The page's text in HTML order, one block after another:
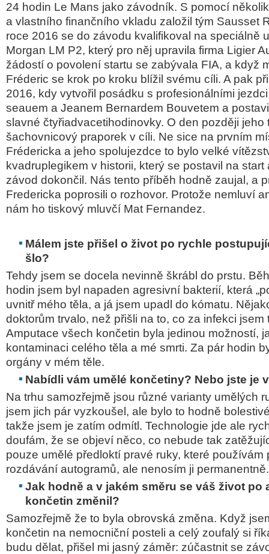
24 hodin Le Mans jako závodník. S pomocí
a vlastního finančního vkladu založil tým Sausset
roce 2016 se do závodu kvalifikoval na speciálně
Morgan LM P2, který pro něj upravila firma Ligier
žádostí o povolení startu se zabývala FIA, a když
Fréderic se krok po kroku blížil svému cíli. A pak
2016, kdy vytvořil posádku s profesionálními
seauem a Jeanem Bernardem Bouvetem a
slavné čtyřiadvacetihodinovky. O den později jeho
šachovnicový praporek v cíli. Ne sice na prvním
Frédericka a jeho spolujezdce to bylo velké
kvadruplegikem v historii, který se postavil na start
závod dokončil. Nás tento příběh hodně zaujal, a
Fredericka poprosili o rozhovor. Protože nemluví
nám ho tiskový mluvčí Mat Fernandez.
Málem jste přišel o život po rychle
šlo?
Tehdy jsem se docela nevinně škrábl do prstu.
hodin jsem byl napaden agresivní bakterií, která
uvnitř mého těla, a já jsem upadl do kómatu.
doktorům trvalo, než přišli na to, co za infekci jsem
Amputace všech končetin byla jedinou možností,
kontaminaci celého těla a mé smrti. Za pár hodin
orgány v mém těle.
Nabídli vám umělé končetiny? Nebo jste je
Na trhu samozřejmě jsou různé varianty umělých
jsem jich pár vyzkoušel, ale bylo to hodně
takže jsem je zatím odmítl. Technologie jde ale
doufám, že se objeví něco, co nebude tak
pouze umělé předloktí pravé ruky, které používám
rozdávání autogramů, ale nenosím ji permanentně.
Jak hodně a v jakém směru se váš život po
končetin změnil?
Samozřejmě že to byla obrovská změna. Když
končetin na nemocniční posteli a celý zoufalý si
budu dělat, přišel mi jasný záměr: zúčastnit se